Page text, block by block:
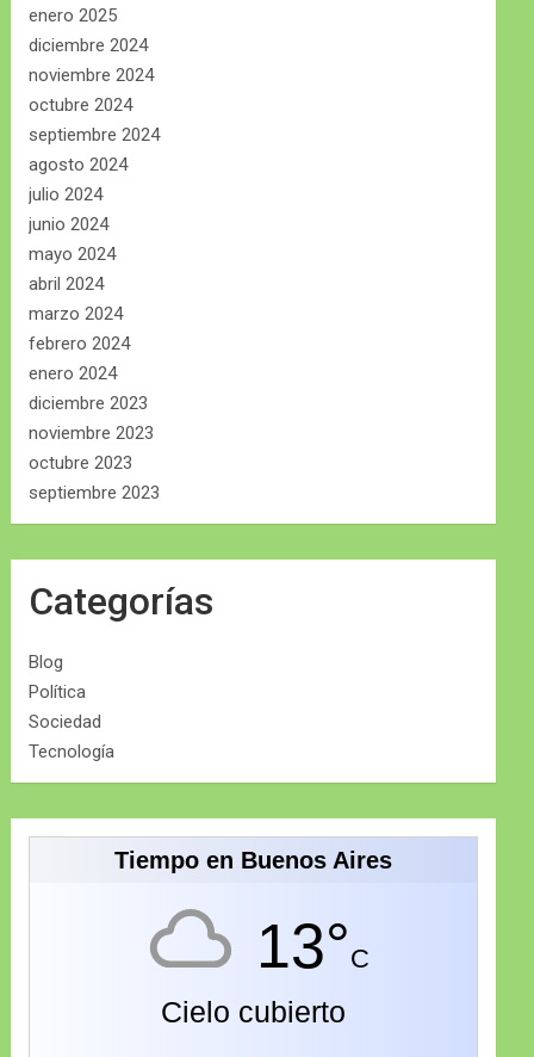
enero 2025
diciembre 2024
noviembre 2024
octubre 2024
septiembre 2024
agosto 2024
julio 2024
junio 2024
mayo 2024
abril 2024
marzo 2024
febrero 2024
enero 2024
diciembre 2023
noviembre 2023
octubre 2023
septiembre 2023
Categorías
Blog
Política
Sociedad
Tecnología
Tiempo en Buenos Aires
13°C
Cielo cubierto